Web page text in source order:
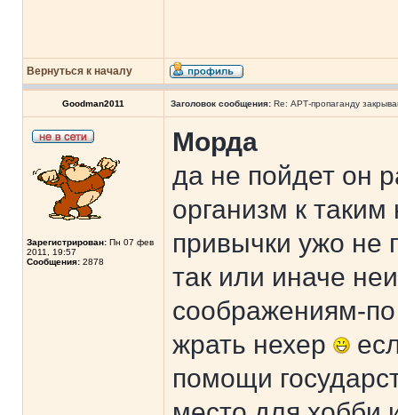
Вернуться к началу
Goodman2011 Заголовок сообщения: Re: АРТ-пропаганду
Зарегистрирован: Пн 07 фев
2011, 19:57
Сообщения: 2878
Морда
да не пойдет он
организм к таким
привычки ужо не
так или иначе
соображениям-
жрать нехер
помощи